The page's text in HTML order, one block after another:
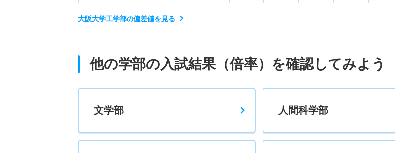
電子情報工学科 推薦 学校推薦型共テ
67人 1.90倍 2.20倍 138人 133人 70人
大阪大学工学部の偏差値を見る
他の学部の入試結果（倍率）を確認してみよう
文学部 人間科学部